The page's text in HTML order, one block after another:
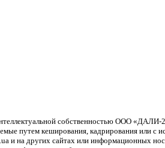
собственностью ООО
путем кеширования, кадрирования или с
на других сайтах или информационных